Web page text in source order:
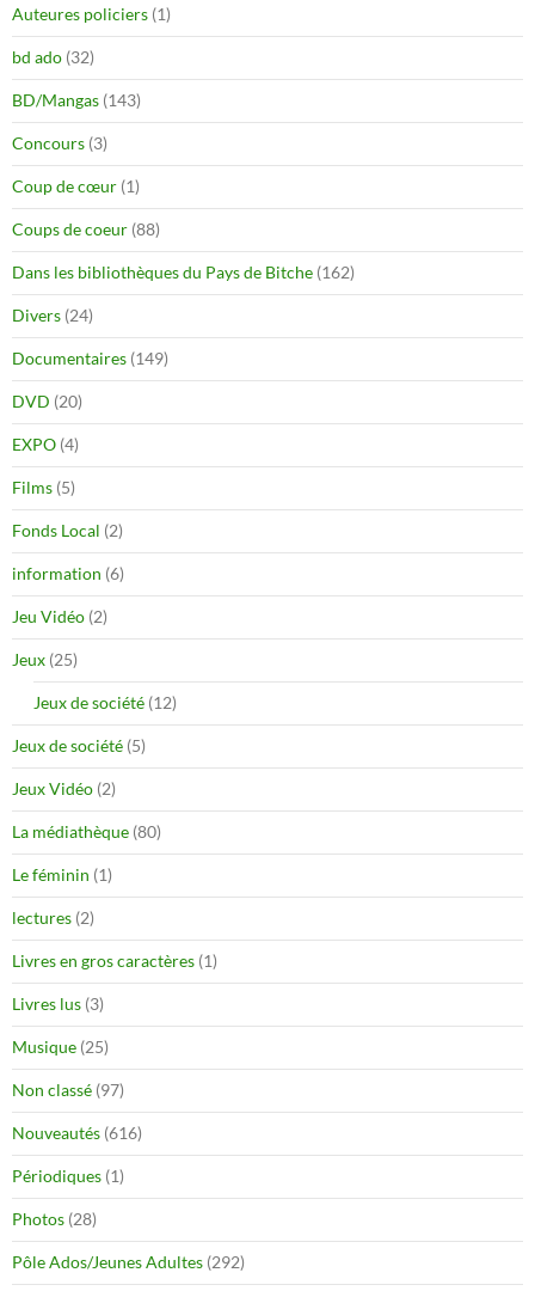
Auteures policiers (1)
bd ado (32)
BD/Mangas (143)
Concours (3)
Coup de cœur (1)
Coups de coeur (88)
Dans les bibliothèques du Pays de Bitche (162)
Divers (24)
Documentaires (149)
DVD (20)
EXPO (4)
Films (5)
Fonds Local (2)
information (6)
Jeu Vidéo (2)
Jeux (25)
Jeux de société (12)
Jeux de société (5)
Jeux Vidéo (2)
La médiathèque (80)
Le féminin (1)
lectures (2)
Livres en gros caractères (1)
Livres lus (3)
Musique (25)
Non classé (97)
Nouveautés (616)
Périodiques (1)
Photos (28)
Pôle Ados/Jeunes Adultes (292)